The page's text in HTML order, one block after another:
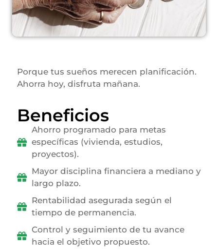
Porque tus sueños merecen planificación.
Ahorra hoy, disfruta mañana.
Beneficios
Ahorro programado para metas
específicas (vivienda, estudios,
proyectos).
Mayor disciplina financiera a mediano y
largo plazo.
Rentabilidad asegurada según el
tiempo de permanencia.
Control y seguimiento de tu avance
hacia el objetivo propuesto.